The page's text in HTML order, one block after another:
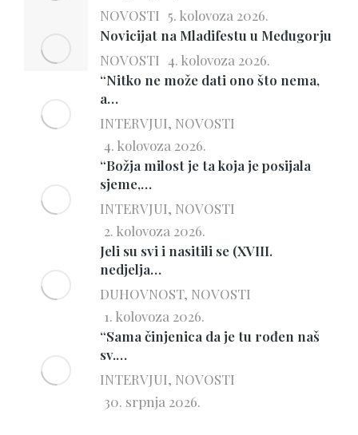
NOVOSTI 5. kolovoza 2026.
Novicijat na Mladifestu u Međugorju
NOVOSTI 4. kolovoza 2026.
“Nitko ne može dati ono što nema,
a…
INTERVJUI, NOVOSTI
4. kolovoza 2026.
“Božja milost je ta koja je posijala
sjeme,…
INTERVJUI, NOVOSTI
2. kolovoza 2026.
Jeli su svi i nasitili se (XVIII.
nedjelja…
DUHOVNOST, NOVOSTI
1. kolovoza 2026.
“Sama činjenica da je tu rođen naš
sv.…
INTERVJUI, NOVOSTI
30. srpnja 2026.